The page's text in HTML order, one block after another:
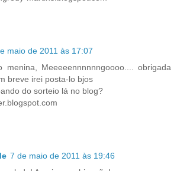
maio de 2011 às 17:07
menina, Meeeeennnnnngoooo.... obrigada
breve irei posta-lo bjos
do sorteio lá no blog?
7 de maio de 2011 às 19:46